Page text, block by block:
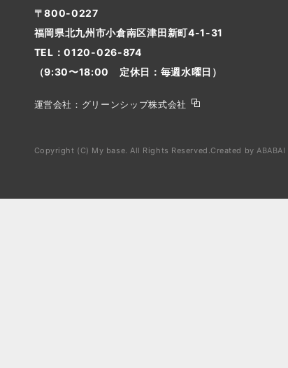
〒800-0227
福岡県北九州市小倉南区津田新町4-1-31
TEL：0120-026-874
（9:30〜18:00 定休日：毎週水曜日）
運営会社： グリーンシップ株式会社
Copyright (C) My base. All Rights Reserved. Created by ABABAI